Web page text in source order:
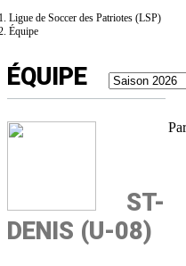
Ligue de Soccer des Patriotes (LSP)
Équipe
ÉQUIPE
ST-
DENIS (U-08)